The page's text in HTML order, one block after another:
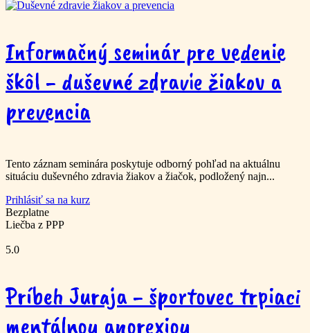
Informačný seminár pre vedenie
škôl - duševné zdravie žiakov a
prevencia
Tento záznam seminára poskytuje odborný pohľad na aktuálnu
situáciu duševného zdravia žiakov a žiačok, podložený najn...
Prihlásiť sa na kurz
Bezplatne
Liečba z PPP
5.0
Príbeh Juraja - športovec trpiaci
mentálnou anorexiou